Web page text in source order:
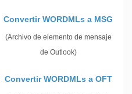
Convertir WORDMLs a MSG
(Archivo de elemento de mensaje
de Outlook)
Convertir WORDMLs a OFT